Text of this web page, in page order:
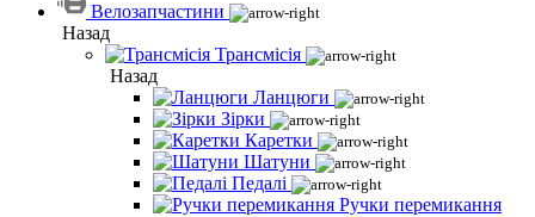
Велозапчастини
Назад
Трансмісія
Назад
Ланцюги
Зірки
Каретки
Шатуни
Педалі
Ручки перемикання